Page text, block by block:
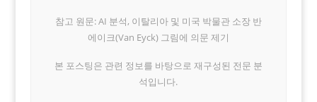
참고 원문: AI 분석, 이탈리아 및 미국 박물관 소장 반
에이크(Van Eyck) 그림에 의문 제기
본 포스팅은 관련 정보를 바탕으로 재구성된 전문 분
석입니다.